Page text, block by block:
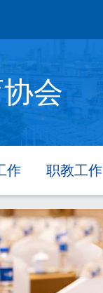
会
作 职教工作